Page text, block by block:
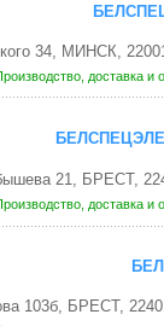
34, МИНСК,
доставка и
21, БРЕСТ,
доставка и
103б, БРЕСТ,